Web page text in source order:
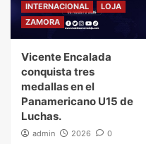
INTERNACIONAL
LOJA
ZAMORA
Vicente Encalada
conquista tres
medallas en el
Panamericano U15 de
Luchas.
admin 2026 0